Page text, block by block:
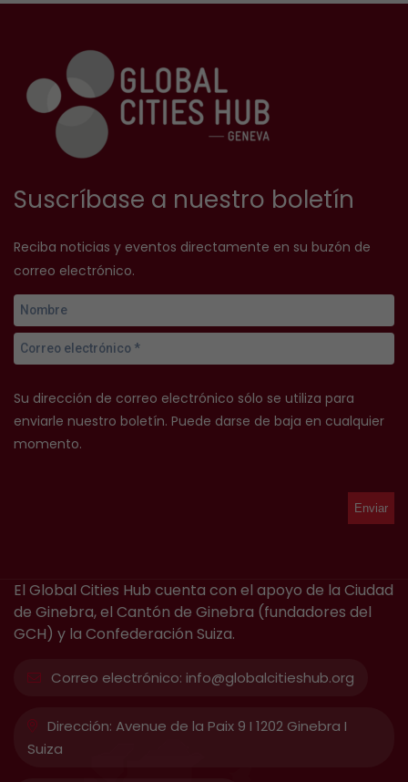
Suscríbase a nuestro boletín
Reciba noticias y eventos directamente en su buzón de
correo electrónico.
Su dirección de correo electrónico sólo se utiliza para
enviarle nuestro boletín. Puede darse de baja en cualquier
momento.
El Global Cities Hub cuenta con el apoyo de la Ciudad
de Ginebra, el Cantón de Ginebra (fundadores del
GCH) y la Confederación Suiza.
Correo electrónico: info@globalcitieshub.org
Dirección: Avenue de la Paix 9 I 1202 Ginebra I
Suiza